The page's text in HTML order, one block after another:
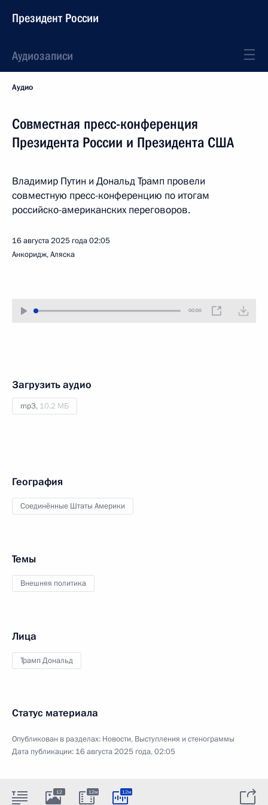
Президент России
Аудиозаписи
Аудио
Совместная пресс-конференция
Президента России и Президента США
Владимир Путин и Дональд Трамп провели
совместную пресс-конференцию по итогам
российско-американских переговоров.
16 августа 2025 года02:05
Анкоридж, Аляска
00:00
Загрузить аудио
mp3, 10.2 МБ
География
Соединённые Штаты Америки
Темы
Внешняя политика
Лица
Трамп Дональд
Статус материала
Опубликован в разделах: Новости, Выступления и стенограммы
Дата публикации: 16 августа 2025 года, 02:05
12 12м 12м